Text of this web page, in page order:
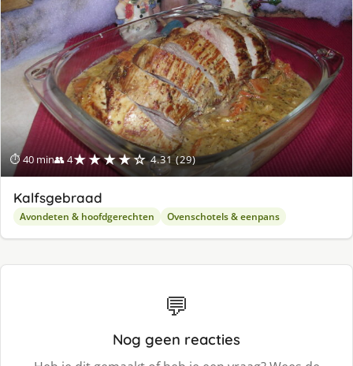
⏱ 40 min👥 4★★★★☆ 4.31 (29)
Kalfsgebraad
Avondeten & hoofdgerechten Ovenschotels & eenpans
💬
Nog geen reacties